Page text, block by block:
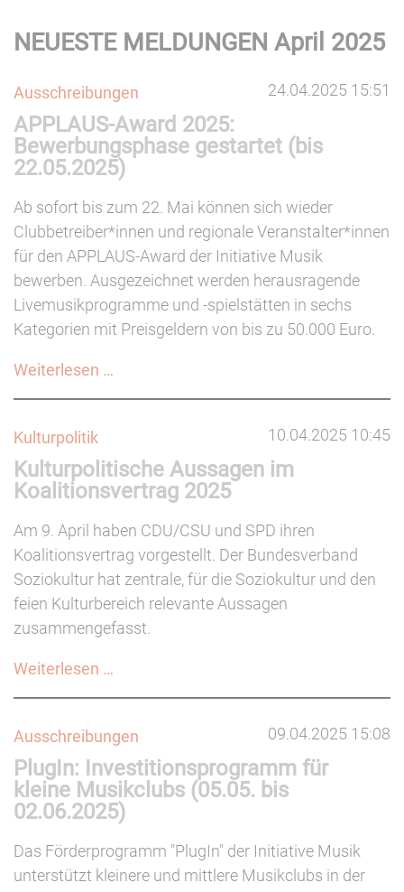
NEUESTE MELDUNGEN April 2025
24.04.2025 15:51
Ausschreibungen
APPLAUS-Award 2025:
Bewerbungsphase gestartet (bis
22.05.2025)
Ab sofort bis zum 22. Mai können sich wieder
Clubbetreiber*innen und regionale Veranstalter*innen
für den APPLAUS-Award der Initiative Musik
bewerben. Ausgezeichnet werden herausragende
Livemusikprogramme und -spielstätten in sechs
Kategorien mit Preisgeldern von bis zu 50.000 Euro.
Weiterlesen …
gestartet
(bis
10.04.2025 10:45
Kulturpolitik
Kulturpolitische Aussagen im
Koalitionsvertrag 2025
Am 9. April haben CDU/CSU und SPD ihren
Koalitionsvertrag vorgestellt. Der Bundesverband
Soziokultur hat zentrale, für die Soziokultur und den
feien Kulturbereich relevante Aussagen
zusammengefasst.
Weiterlesen …
Koalitionsvertrag
2025
09.04.2025 15:08
Ausschreibungen
PlugIn: Investitionsprogramm für
kleine Musikclubs (05.05. bis
02.06.2025)
Das Förderprogramm "PlugIn" der Initiative Musik
unterstützt kleinere und mittlere Musikclubs in der